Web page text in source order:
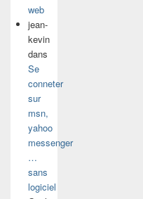
web
jean-
kevin
dans
Se
conneter
sur
msn,
yahoo
messenger
…
sans
logiciel